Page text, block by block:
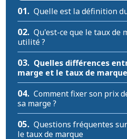
01. Quelle est la définition
02. Qu'est-ce que le taux de
utilité ?
03. Quelles différences
marge et le taux de
04. Comment fixer son prix
sa marge ?
05. Questions fréquentes
le taux de marque